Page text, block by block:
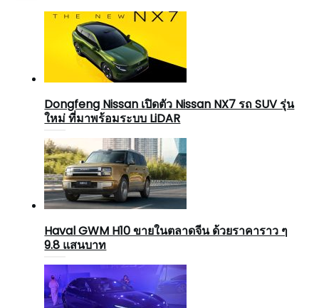
Dongfeng Nissan เปิดตัว Nissan NX7 รถ SUV รุ่น
ใหม่ ที่มาพร้อมระบบ LiDAR
Haval GWM H10 ขายในตลาดจีน ด้วยราคาราว ๆ
9.8 แสนบาท